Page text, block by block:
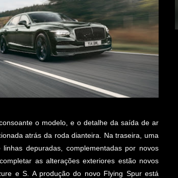
o modelo, e o detalhe da saída de ar
atrás da roda dianteira. Na traseira, uma
depuradas, complementadas por novos
as alterações exteriores estão novos
e S. A produção do novo Flying Spur está